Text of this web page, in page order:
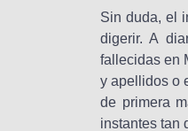
Sin duda, el
digerir. A
fallecidas en
y apellidos o
de primera
instantes tan